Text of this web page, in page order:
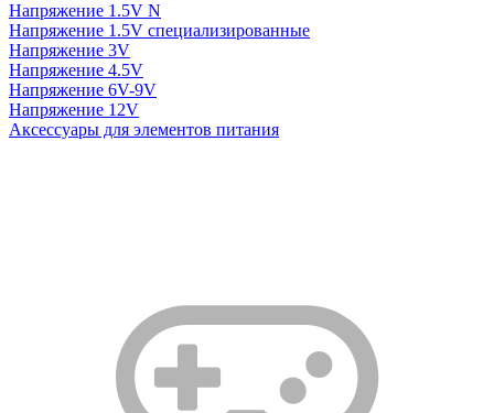
Напряжение 1.5V N
Напряжение 1.5V специализированные
Напряжение 3V
Напряжение 4.5V
Напряжение 6V-9V
Напряжение 12V
Аксессуары для элементов питания